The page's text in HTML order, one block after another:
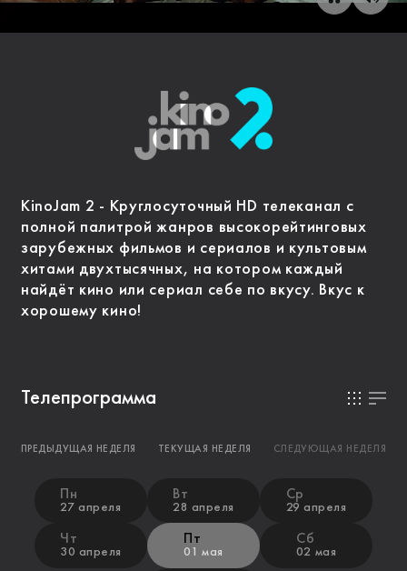
KinoJam 2 - Круглосуточный HD телеканал с
полной палитрой жанров высокорейтинговых
зарубежных фильмов и сериалов и культовым
хитами двухтысячных, на котором каждый
найдёт кино или сериал себе по вкусу. Вкус к
хорошему кино!
Телепрограмма
ПРЕДЫДУЩАЯ НЕДЕЛЯ ТЕКУЩАЯ НЕДЕЛЯ СЛЕДУЮЩАЯ НЕДЕЛЯ
Пн
27 апреля
Вт
28 апреля
Ср
29 апреля
Чт
30 апреля
Пт
01 мая
Сб
02 мая